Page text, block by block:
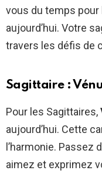
vous du temps pour
aujourd’hui. Votre
travers les défis de
Sagittaire :
Pour les Sagittaires,
aujourd’hui. Cette
l’harmonie. Passez
aimez et exprimez